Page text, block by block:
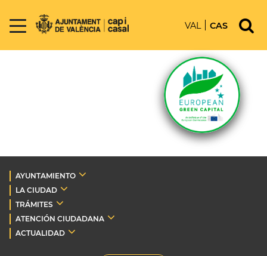
VAL CAS
AYUNTAMIENTO
LA CIUDAD
TRÁMITES
ATENCIÓN CIUDADANA
ACTUALIDAD